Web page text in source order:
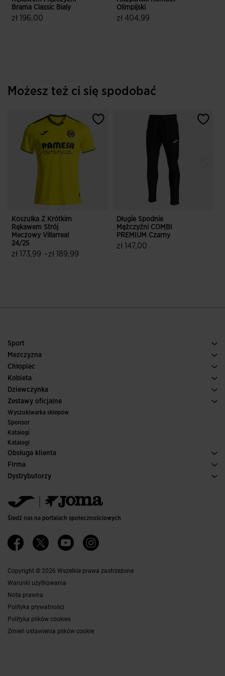
Brama Classic Bialy
zł 196,00
Olimpijski
zł 404,99
Możesz też ci się spodobać
Koszulka Z Krótkim
Rękawem Strój
Meczowy Villarreal
24/25
zł 173,99 - zł 189,99
Długie Spodnie
Mężczyźni COMBI
PREMIUM Czarny
zł 147,00
Sport
Bieganie
Pilka nozna
Paddle
Trail, Bieganie w terenie
Mezczyzna
Buty Meskie
Sport
Chłopiec
Zobacz wszystkie ubrania dla chłopców
Kobieta
Obuwie Damskie
Sport
Dziewczynka
Zobacz wszystkie ubrania dla dziewczynek
Zestawy oficjalne
Pilka nozna
Futsal
Komitety i federacje
Wydania specjalne
Wyszukiwarka sklepów
Sponsor
Katalogi
Katalogi
Obsługa klienta
Warunki Zakupu
Transport i dostawa
Najczęściej zadawane pytania
Firma
Historia
Kanał etyczny
Polityka jakości i ochrony środowiska
Pracuj z Nami
Ethics Channel
Dystrybutorzy
Jomanet
Obszar marketingu
Skontaktuj się
Śledź nas na portalach społecznościowych
Copyright © 2026 Wszelkie prawa zastrzeżone
Warunki użytkowania
Nota prawna
Polityka prywatności
Polityka plików cookies
Zmień ustawienia plików cookie